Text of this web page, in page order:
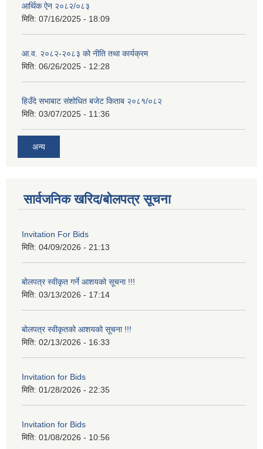
आर्थिक ऐन २०८२/०८३
मिति: 07/16/2025 - 18:09
आ.व. २०८२-२०८३ को नीति तथा कार्यक्रम
मिति: 06/26/2025 - 12:28
हिउँदे सभाबाट संशोधित बजेट किताब २०८१/०८२
मिति: 03/07/2025 - 11:36
अन्य
सार्वजनिक खरिद/बोलपत्र सूचना
Invitation For Bids
मिति: 04/09/2026 - 21:13
बोलपत्र स्वीकृत गर्ने आशयको सूचना !!!
मिति: 03/13/2026 - 17:14
बोलपत्र स्वीकृतको आशयको सूचना !!!
मिति: 02/13/2026 - 16:33
Invitation for Bids
मिति: 01/28/2026 - 22:35
Invitation for Bids
मिति: 01/08/2026 - 10:56